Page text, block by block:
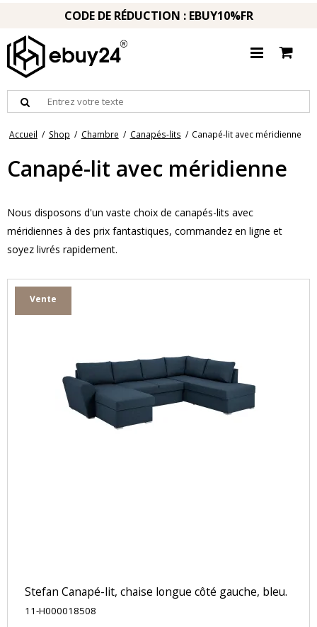
CODE DE RÉDUCTION : EBUY10%FR
Accueil / Shop / Chambre / Canapés-lits / Canapé-lit avec méridienne
Canapé-lit avec méridienne
Nous disposons d'un vaste choix de canapés-lits avec
méridiennes à des prix fantastiques, commandez en ligne et
soyez livrés rapidement.
Vente
Stefan Canapé-lit, chaise longue côté gauche, bleu.
11-H000018508